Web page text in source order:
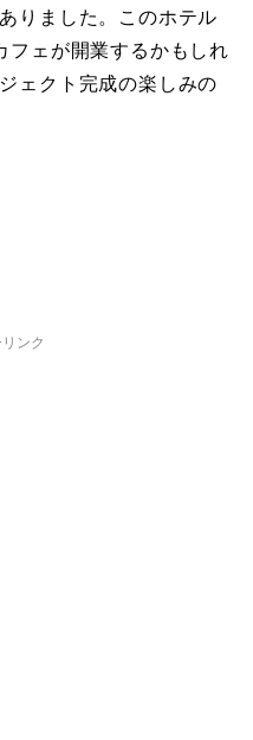
りました。このホテル
フェが開業するかもしれ
ェクト完成の楽しみの
ンク